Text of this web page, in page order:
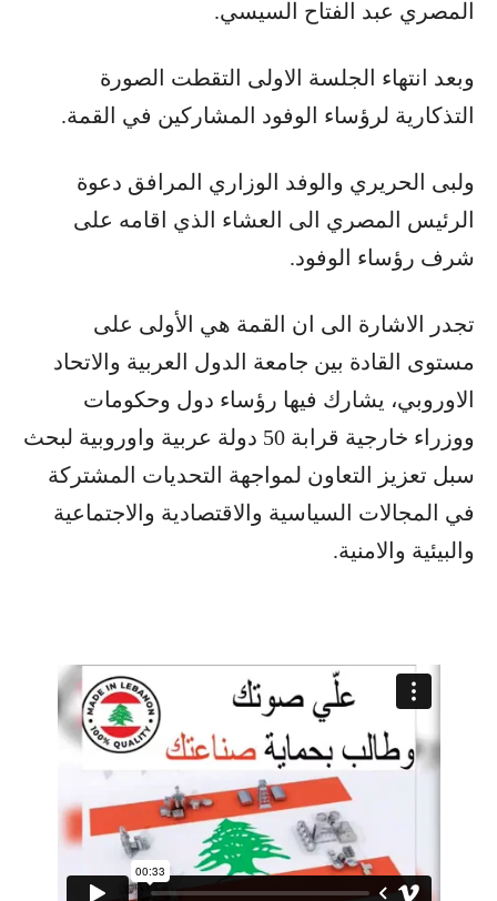
المصري عبد الفتاح السيسي.
وبعد انتهاء الجلسة الاولى التقطت الصورة
التذكارية لرؤساء الوفود المشاركين في القمة.
ولبى الحريري والوفد الوزاري المرافق دعوة
الرئيس المصري الى العشاء الذي اقامه على
شرف رؤساء الوفود.
تجدر الاشارة الى ان القمة هي الأولى على
مستوى القادة بين جامعة الدول العربية والاتحاد
الاوروبي، يشارك فيها رؤساء دول وحكومات
ووزراء خارجية قرابة 50 دولة عربية واوروبية لبحث
سبل تعزيز التعاون لمواجهة التحديات المشتركة
في المجالات السياسية والاقتصادية والاجتماعية
والبيئية والامنية.